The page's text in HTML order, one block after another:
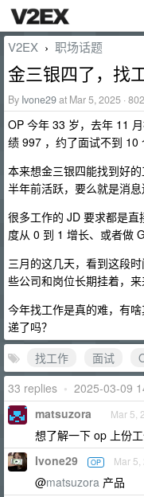
V2EX › 职场话题
金三银四了，找
By Ivone29at Mar 5, 2025 ·
OP 今年 33 岁，去年 11
绩 997 ，约了面试不到 10
本来想金三银四能找到好
半年前活跃，要么就是消息
很多工作的 JD 要求都是
度从 0 到 1 增长、或者做
三月的这几天，看到这段
些公司和岗位长期挂着，来
今年找工作是真的难，有
递了吗？
找工作
面试
33 replies • 2025-03-09
matsuzora Mar 5,
想了解一下 op 上份
Ivone29 OP Mar 5,
@matsuzora 产品